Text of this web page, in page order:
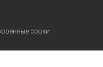
сроки